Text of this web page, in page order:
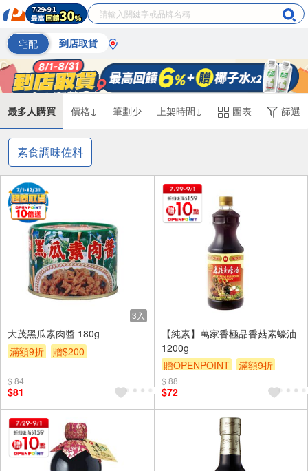
宅配 到店取貨
最多人購買 價格↓ 筆劃少 上架時間↓ 圖表 篩選
素食調味佐料
3入
大茂黑瓜素肉醬 180g
滿額9折
贈$200
$ 84
$81
【純素】萬家香極品香菇素蠔油
1200g
贈OPENPOINT
滿額9折
贈$200
$ 88
$72